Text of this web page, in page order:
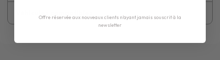
Offre réservée aux nouveaux clients n'ayant jamais souscrit à la
newsletter